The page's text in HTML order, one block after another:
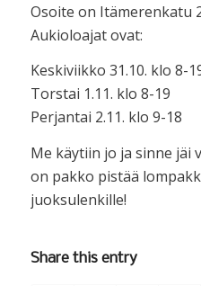
Osoite on Itämerenkatu
Aukioloajat ovat:
Keskiviikko 31.10. klo 8-
Torstai 1.11. klo 8-19
Perjantai 2.11. klo 9-18
Me käytiin jo ja sinne jäi
on pakko pistää
juoksulenkille!
Share this entry